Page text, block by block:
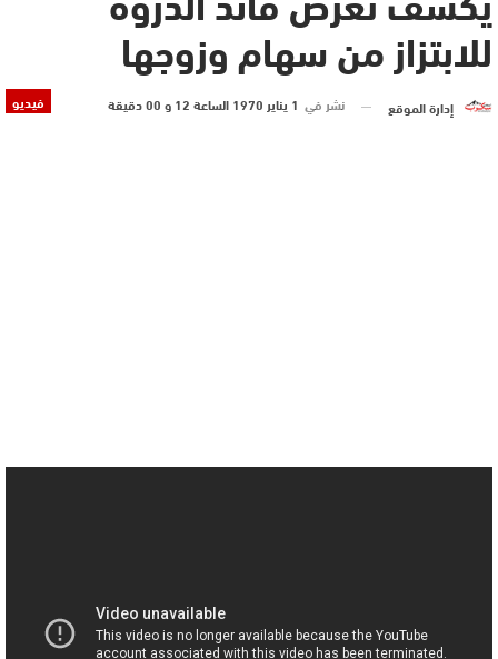
للابتزاز من سهام وزوجها
فيديو إدارة الموقع نشر في 1 يناير 1970 الساعة 12 و 00 دقيقة